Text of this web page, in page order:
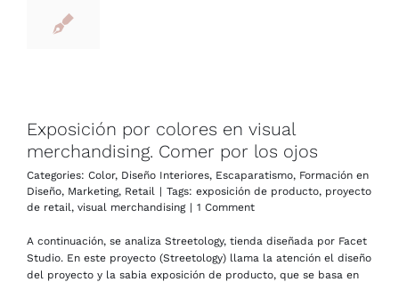
Exposición por colores en visual
merchandising. Comer por los ojos
Categories: Color, Diseño Interiores, Escaparatismo, Formación en
Diseño, Marketing, Retail | Tags: exposición de producto, proyecto
de retail, visual merchandising | 1 Comment
A continuación, se analiza Streetology, tienda diseñada por Facet
Studio. En este proyecto (Streetology) llama la atención el diseño
del proyecto y la sabia exposición de producto, que se basa en